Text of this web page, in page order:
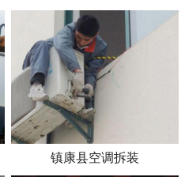
镇康县空调拆装